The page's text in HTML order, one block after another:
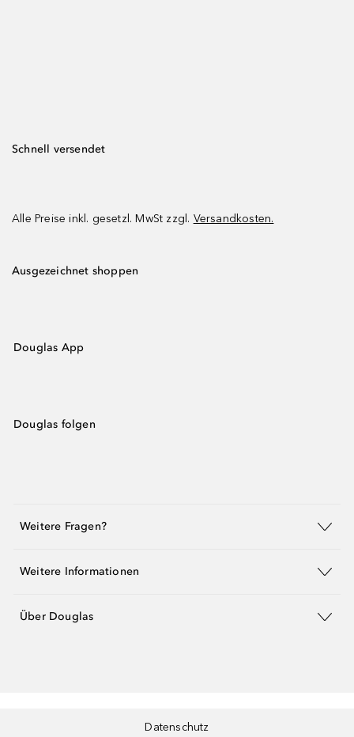
Schnell versendet
Alle Preise inkl. gesetzl. MwSt zzgl. Versandkosten.
Ausgezeichnet shoppen
Douglas App
Douglas folgen
Weitere Fragen?
Weitere Informationen
Über Douglas
Datenschutz